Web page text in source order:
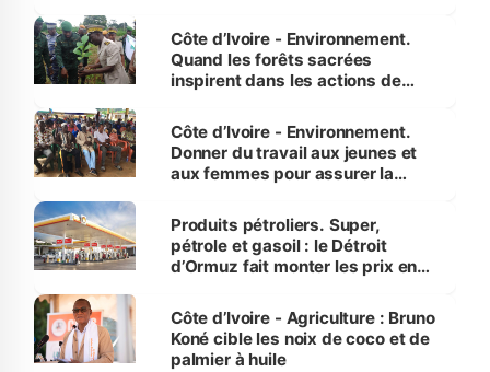
Côte d’Ivoire - Environnement.
Quand les forêts sacrées
inspirent dans les actions de
Côte d’Ivoire - Environnement.
Donner du travail aux jeunes et
aux femmes pour assurer la
menacées
Produits pétroliers. Super,
pétrole et gasoil : le Détroit
d’Ormuz fait monter les prix en
Côte d’Ivoire - Agriculture : Bruno
Koné cible les noix de coco et de
palmier à huile